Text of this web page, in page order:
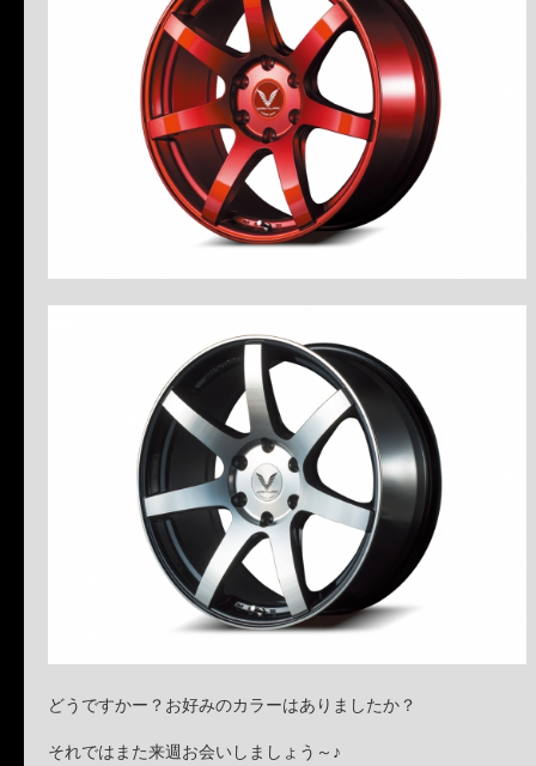
どうですかー？お好みのカラーはありましたか？
それではまた来週お会いしましょう～♪